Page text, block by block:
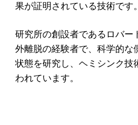
果が証明されている技術です。
研究所の創設者であるロバー
外離脱の経験者で、科学的な
状態を研究し、ヘミシンク技
われています。